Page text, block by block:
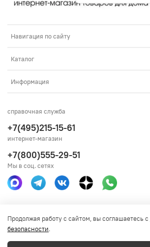
Навигация по сайту
Каталог
Информация
Получить консультацию
справочная служба
+7(495)215-15-61
интернет-магазин
+7(800)555-29-51
Мы в соц. сетях
Продолжая работу с сайтом, вы соглашаетесь с
безопасности.